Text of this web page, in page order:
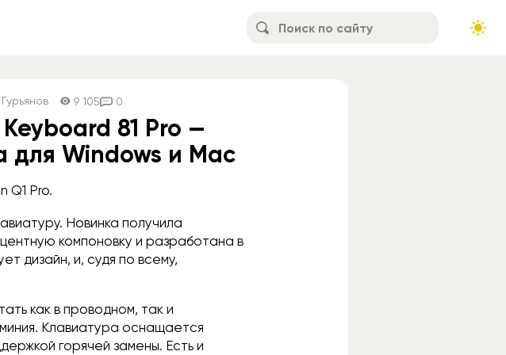
9 105 0
81 Pro —
для Windows и Mac
Q1 Pro.
Новинка получила
компоновку и разработана в
дизайн, и, судя по всему,
как в проводном, так и
Клавиатура оснащается
горячей замены. Есть и